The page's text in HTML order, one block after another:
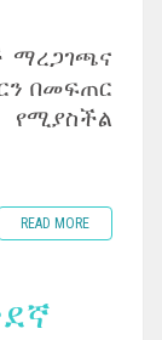
ማረጋገጫና
በመፍጠር
የሚያስችል
READ MORE